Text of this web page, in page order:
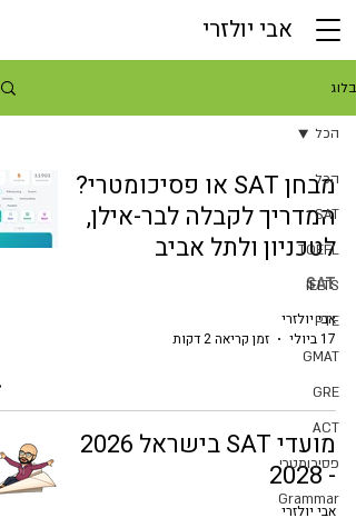
אבי יולזרי
בלוג
הכל
SAT
TOEFL
IELTS
PTE
GMAT
GRE
ACT
פסיכומטרי
Grammar
הכל
מבחן SAT או פסיכומטרי?
המדריך לקבלה לבר-אילן,
לטכניון ולתל אביב
SAT
אבי יולזרי
17 ביולי
זמן קריאה 2 דקות
מועדי SAT בישראל 2026
- 2028
אבי יולזרי